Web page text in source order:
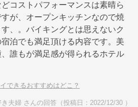
コストパフォーマンスは素晴ら
が、オープンキッチンなので焼
、。バイキングとは思えないク
泊でも満足頂ける内容です。美
誰もが満足感が得られるホテル
できるおすすめはどこ？
夫婦 さんの回答（投稿日：2022/12/30 ）